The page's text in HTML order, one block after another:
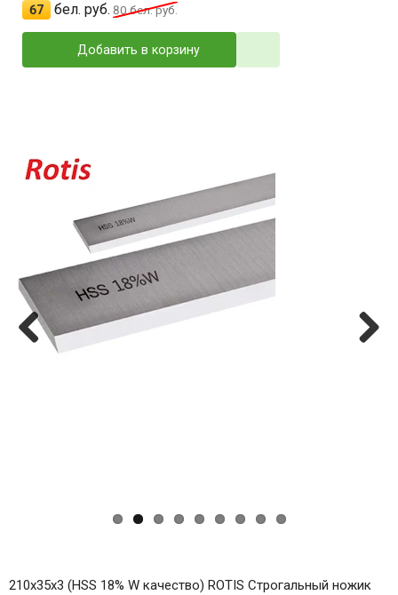
67 бел. руб. 80бел. руб.
Добавить в корзину
210x35x3 (HSS 18% W качество) ROTIS Строгальный ножик